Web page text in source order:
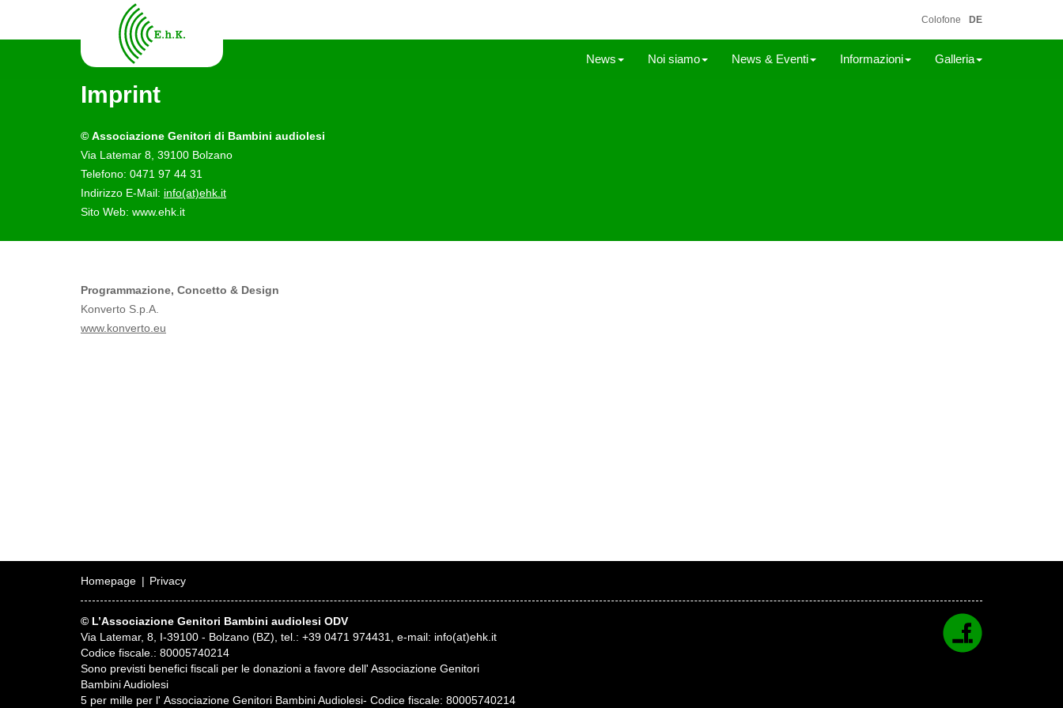
News Noi siamo News & Eventi Informazioni Galleria
Colofone DE
Imprint
© Associazione Genitori di Bambini audiolesi
Via Latemar 8, 39100 Bolzano
Telefono: 0471 97 44 31
Indirizzo E-Mail: info(at)ehk.it
Sito Web: www.ehk.it
Programmazione, Concetto & Design
Konverto S.p.A.
www.konverto.eu
Homepage Privacy
© L’Associazione Genitori Bambini audiolesi ODV
Via Latemar, 8, I-39100 - Bolzano (BZ), tel.: +39 0471 974431, e-mail: info(at)ehk.it
Codice fiscale.: 80005740214
Sono previsti benefici fiscali per le donazioni a favore dell' Associazione Genitori
Bambini Audiolesi
5 per mille per l' Associazione Genitori Bambini Audiolesi- Codice fiscale: 80005740214